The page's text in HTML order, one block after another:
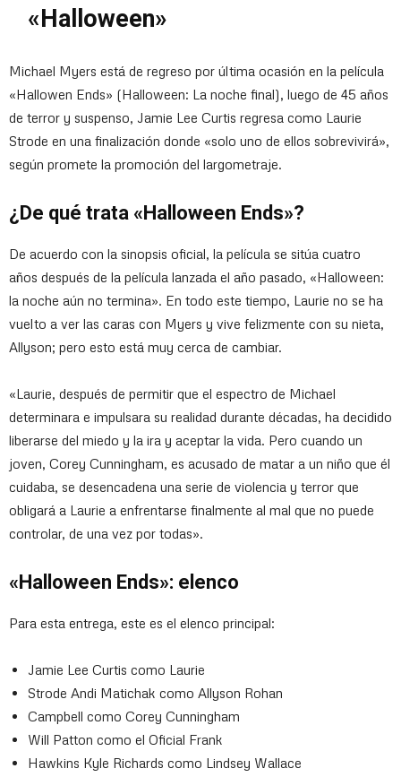
«Halloween»
Michael Myers está de regreso por última ocasión en la película
«Hallowen Ends» (Halloween: La noche final), luego de 45 años
de terror y suspenso, Jamie Lee Curtis regresa como Laurie
Strode en una finalización donde «solo uno de ellos sobrevivirá»,
según promete la promoción del largometraje.
¿De qué trata «Halloween Ends»?
De acuerdo con la sinopsis oficial, la película se sitúa cuatro
años después de la película lanzada el año pasado, «Halloween:
la noche aún no termina». En todo este tiempo, Laurie no se ha
vuelto a ver las caras con Myers y vive felizmente con su nieta,
Allyson; pero esto está muy cerca de cambiar.
«Laurie, después de permitir que el espectro de Michael
determinara e impulsara su realidad durante décadas, ha decidido
liberarse del miedo y la ira y aceptar la vida. Pero cuando un
joven, Corey Cunningham, es acusado de matar a un niño que él
cuidaba, se desencadena una serie de violencia y terror que
obligará a Laurie a enfrentarse finalmente al mal que no puede
controlar, de una vez por todas».
«Halloween Ends»: elenco
Para esta entrega, este es el elenco principal:
Jamie Lee Curtis como Laurie
Strode Andi Matichak como Allyson Rohan
Campbell como Corey Cunningham
Will Patton como el Oficial Frank
Hawkins Kyle Richards como Lindsey Wallace